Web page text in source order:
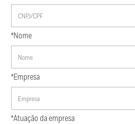
*Nome
*Empresa
*Atuação da empresa